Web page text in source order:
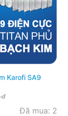
Karofi SA9
Đã mua: 2